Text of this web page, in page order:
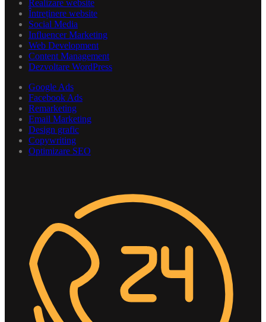
Realizare website
Întreținere website
Social Media
Influencer Marketing
Web Development
Content Management
Dezvoltare WordPress
Google Ads
Facebook Ads
Remarketing
Email Marketing
Design grafic
Copywriting
Optimizare SEO